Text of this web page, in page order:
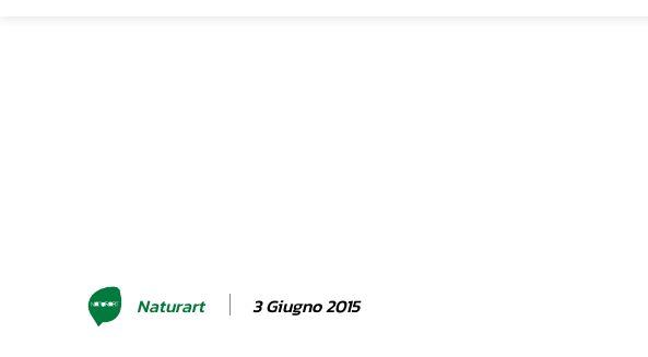
Naturart 3 Giugno 2015